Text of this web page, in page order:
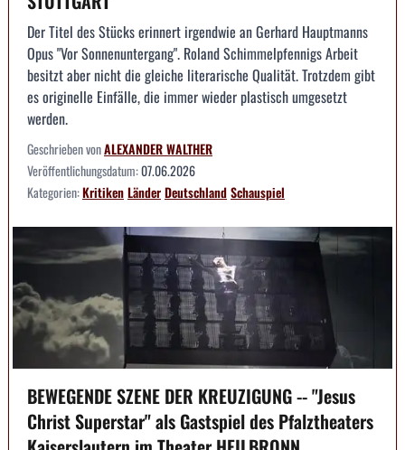
Der Titel des Stücks erinnert irgendwie an Gerhard Hauptmanns
Opus "Vor Sonnenuntergang". Roland Schimmelpfennigs Arbeit
besitzt aber nicht die gleiche literarische Qualität. Trotzdem gibt
es originelle Einfälle, die immer wieder plastisch umgesetzt
werden.
Geschrieben vonALEXANDER WALTHER
Veröffentlichungsdatum:07.06.2026
Kategorien:KritikenLänderDeutschlandSchauspiel
BEWEGENDE SZENE DER KREUZIGUNG -- "Jesus
Christ Superstar" als Gastspiel des Pfalztheaters